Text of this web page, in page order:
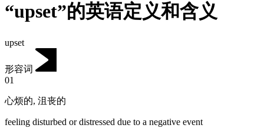
“upset”的英语定义和含义
upset
形容词
01
心烦的, 沮丧的
feeling disturbed or distressed due to a negative event